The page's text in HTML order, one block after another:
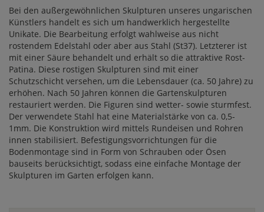
Bei den außergewöhnlichen Skulpturen unseres ungarischen
Künstlers handelt es sich um handwerklich hergestellte
Unikate. Die Bearbeitung erfolgt wahlweise aus nicht
rostendem Edelstahl oder aber aus Stahl (St37). Letzterer ist
mit einer Säure behandelt und erhält so die attraktive Rost-
Patina. Diese rostigen Skulpturen sind mit einer
Schutzschicht versehen, um die Lebensdauer (ca. 50 Jahre) zu
erhöhen. Nach 50 Jahren können die Gartenskulpturen
restauriert werden. Die Figuren sind wetter- sowie sturmfest.
Der verwendete Stahl hat eine Materialstärke von ca. 0,5-
1mm. Die Konstruktion wird mittels Rundeisen und Rohren
innen stabilisiert. Befestigungsvorrichtungen für die
Bodenmontage sind in Form von Schrauben oder Ösen
bauseits berücksichtigt, sodass eine einfache Montage der
Skulpturen im Garten erfolgen kann.